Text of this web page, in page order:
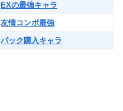
EXの最強キャラ
友情コンボ最強
パック購入キャラ